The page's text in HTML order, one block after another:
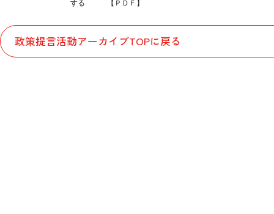
する
【ＰＤＦ】
政策提言活動アーカイブTOPに戻る